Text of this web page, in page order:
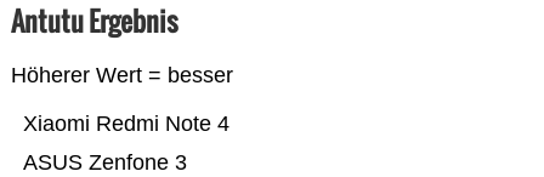
Antutu Ergebnis
Höherer Wert = besser
ASUS Zenfone 3
Xiaomi Redmi Note 4